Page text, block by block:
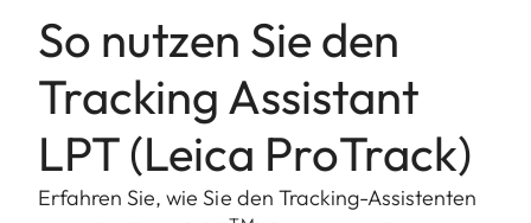
So nutzen Sie den
Tracking Assistant
LPT (Leica ProTrack)
Erfahren Sie, wie Sie den Tracking-Assistenten